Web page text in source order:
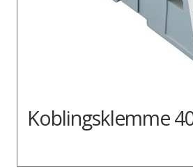
Koblingsklemme